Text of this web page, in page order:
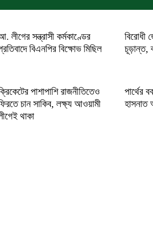
লীগের সন্ত্রাসী কর্মকাণ্ডের
বিএনপির বিক্ষোভ মিছিল
বিরোধী
চূড়ান্ত,
পাশাপাশি রাজনীতিতেও
চান সাকিব, লক্ষ্য আওয়ামী
থাকা
পার্থের